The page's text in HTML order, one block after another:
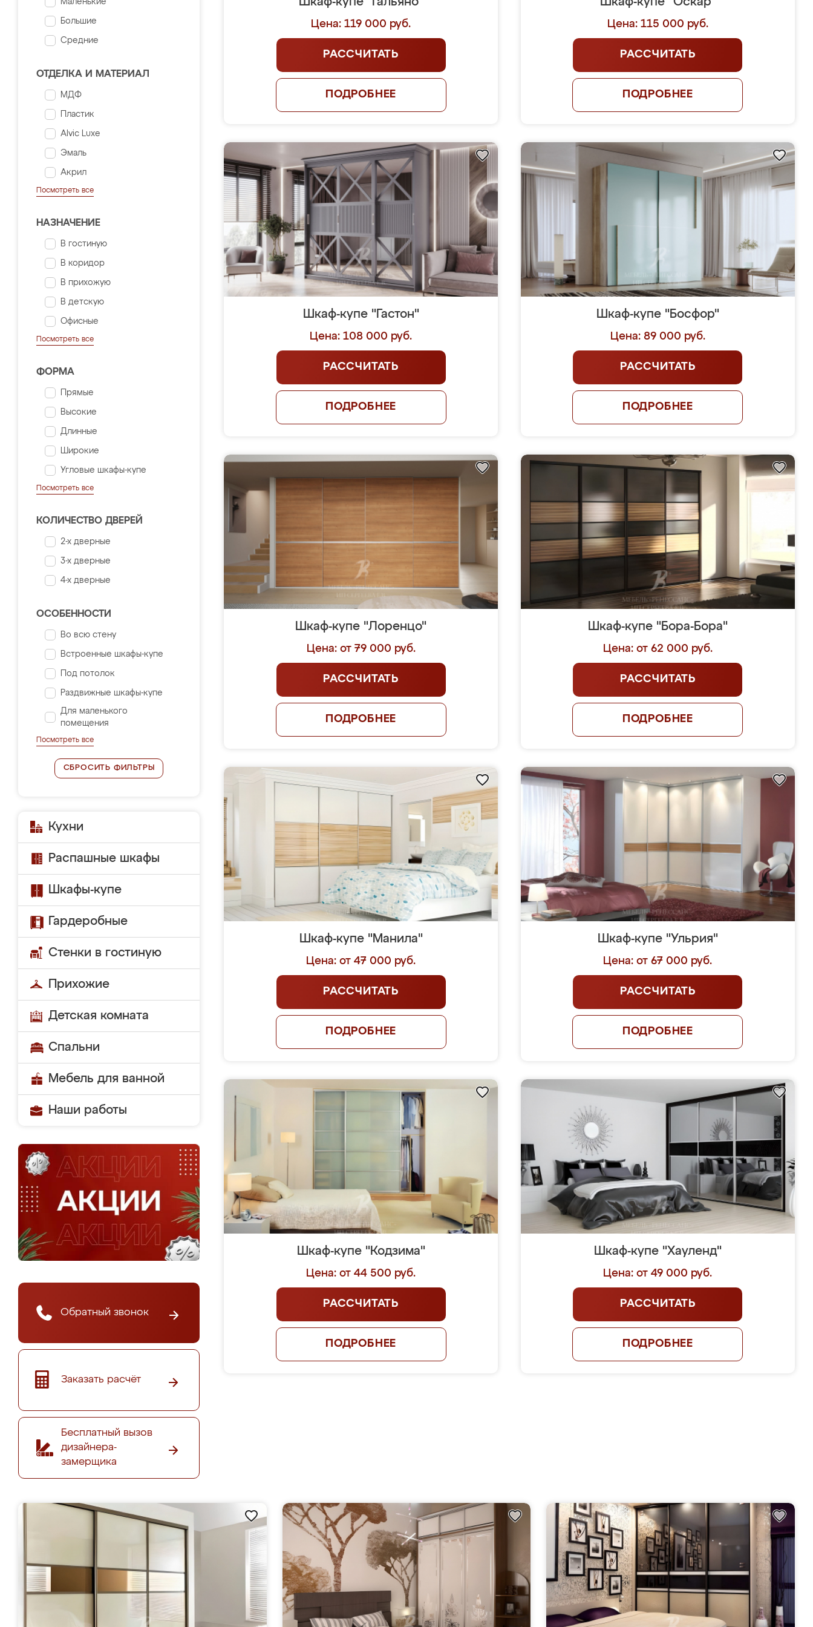
Маленькие
Большие
Средние
ОТДЕЛКА И МАТЕРИАЛ
МДФ
Пластик
Alvic Luxe
Эмаль
Акрил
Посмотреть все
НАЗНАЧЕНИЕ
В гостиную
В коридор
В прихожую
В детскую
Офисные
Посмотреть все
ФОРМА
Прямые
Высокие
Длинные
Широкие
Угловые шкафы-купе
Посмотреть все
КОЛИЧЕСТВО ДВЕРЕЙ
2-х дверные
3-х дверные
4-х дверные
ОСОБЕННОСТИ
Во всю стену
Встроенные шкафы-купе
Под потолок
Раздвижные шкафы-купе
Для маленького
помещения
Посмотреть все
СБРОСИТЬ ФИЛЬТРЫ
Кухни
Распашные шкафы
Шкафы-купе
Гардеробные
Стенки в гостиную
Прихожие
Детская комната
Спальни
Мебель для ванной
Наши работы
Обратный звонок
Заказать расчёт
Бесплатный вызов
дизайнера-
замерщика
Цена: 119 000 руб.
РАССЧИТАТЬ
ПОДРОБНЕЕ
Цена: 115 000 руб.
РАССЧИТАТЬ
ПОДРОБНЕЕ
Шкаф-купе "Гастон"
Цена: 108 000 руб.
РАССЧИТАТЬ
ПОДРОБНЕЕ
Шкаф-купе "Босфор"
Цена: 89 000 руб.
РАССЧИТАТЬ
ПОДРОБНЕЕ
Шкаф-купе "Лоренцо"
Цена: от 79 000 руб.
РАССЧИТАТЬ
ПОДРОБНЕЕ
Шкаф-купе "Бора-Бора"
Цена: от 62 000 руб.
РАССЧИТАТЬ
ПОДРОБНЕЕ
Шкаф-купе "Манила"
Цена: от 47 000 руб.
РАССЧИТАТЬ
ПОДРОБНЕЕ
Шкаф-купе "Ульрия"
Цена: от 67 000 руб.
РАССЧИТАТЬ
ПОДРОБНЕЕ
Шкаф-купе "Кодзима"
Цена: от 44 500 руб.
РАССЧИТАТЬ
ПОДРОБНЕЕ
Шкаф-купе "Хауленд"
Цена: от 49 000 руб.
РАССЧИТАТЬ
ПОДРОБНЕЕ